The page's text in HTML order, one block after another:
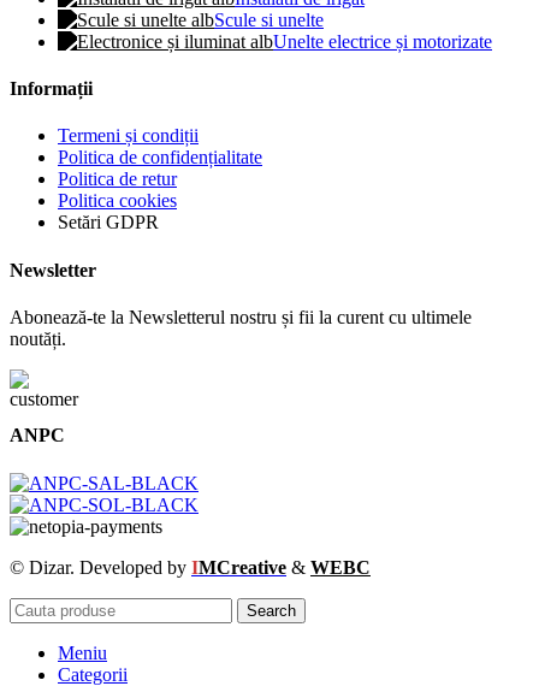
Scule si unelte
Unelte electrice și motorizate
Informații
Termeni și condiții
Politica de confidențialitate
Politica de retur
Politica cookies
Setări GDPR
Newsletter
Abonează-te la Newsletterul nostru și fii la curent cu ultimele
noutăți.
ANPC
© Dizar. Developed by IMCreative & WEBC
Search
Meniu
Categorii